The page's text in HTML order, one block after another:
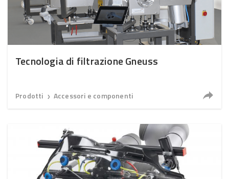
Tecnologia di filtrazione Gneuss
Prodotti ❯ Accessori e componenti